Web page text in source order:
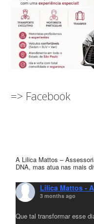
=> Facebook
A Lilica Mattos –
DNA, mas atua nas mais
Lilica Mattos -
3 months ago
Que tal transformar esse